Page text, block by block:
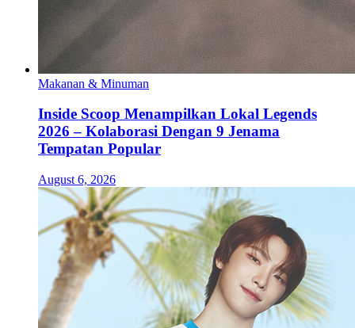
Makanan & Minuman
Inside Scoop Menampilkan Lokal Legends
2026 – Kolaborasi Dengan 9 Jenama
Tempatan Popular
August 6, 2026